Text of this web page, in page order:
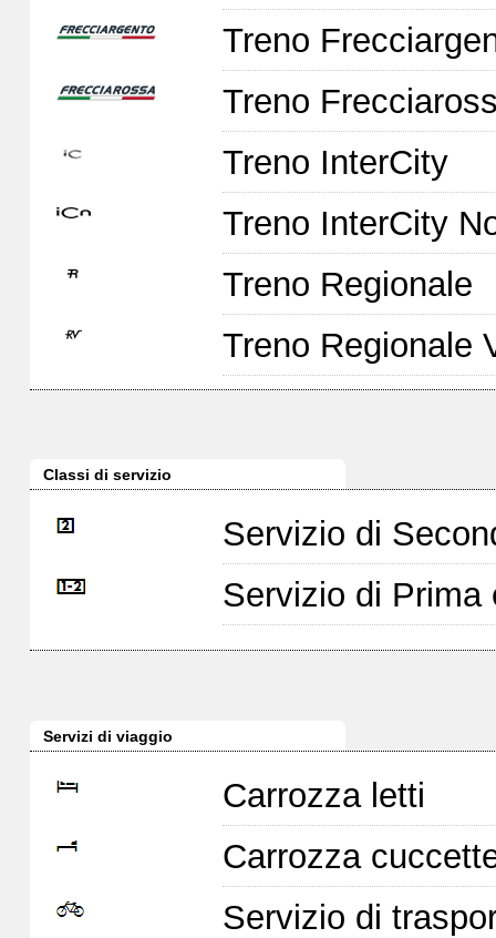
Treno
Treno
Treno InterCity
Treno InterCity
Treno Regionale
Treno Regionale
Classi di servizio
Servizio di
Servizio di Prima
Servizi di viaggio
Carrozza letti
Carrozza
Servizio di